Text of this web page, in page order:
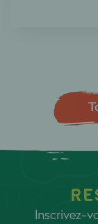
Inscrivez-